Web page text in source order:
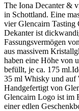
The Iona Decanter &
in Schottland. Eine
vier Glencairn Tasting
Dekanter ist
Fassungsvermögen
aus massivem
haben eine Höhe von
befüllt, je ca. 175
35 ml Whisky und auf
Handgefertigt von
Glencairn Logo ist im
einer edlen